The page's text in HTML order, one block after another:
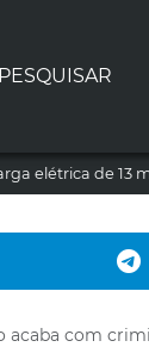
PESQUISAR
elétrica de 13
acaba com